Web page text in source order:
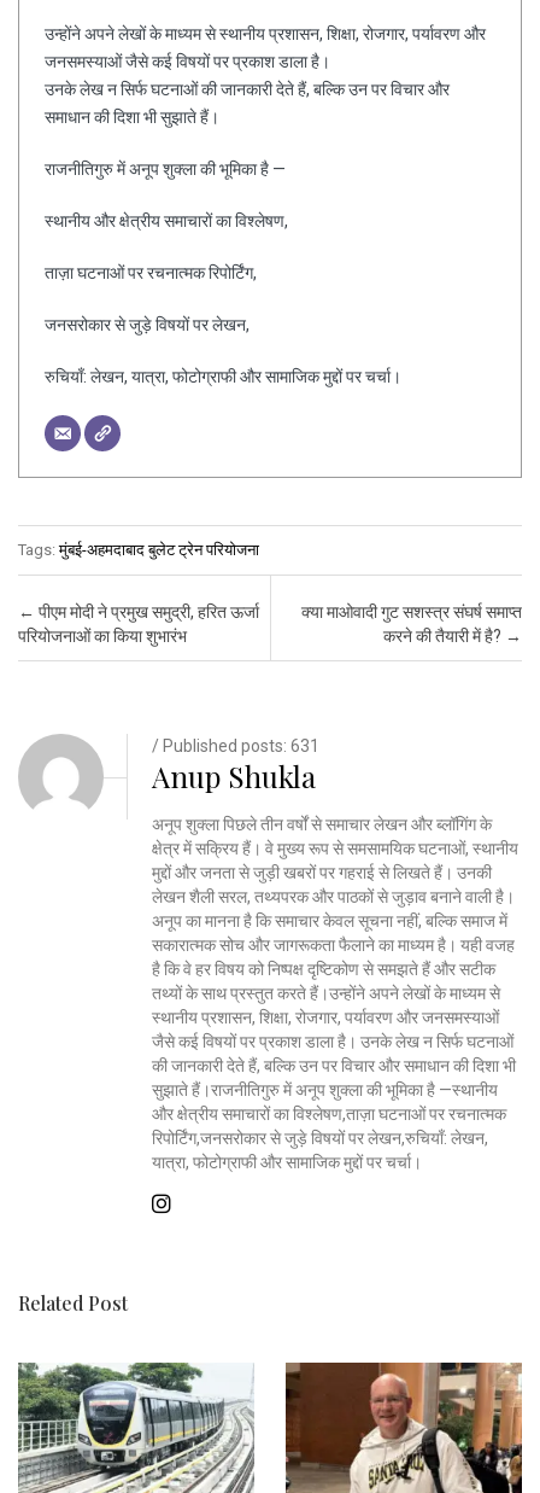
उन्होंने अपने लेखों के माध्यम से स्थानीय प्रशासन, शिक्षा, रोजगार, पर्यावरण और
जनसमस्याओं जैसे कई विषयों पर प्रकाश डाला है।
उनके लेख न सिर्फ घटनाओं की जानकारी देते हैं, बल्कि उन पर विचार और
समाधान की दिशा भी सुझाते हैं।
राजनीतिगुरु में अनूप शुक्ला की भूमिका है —
स्थानीय और क्षेत्रीय समाचारों का विश्लेषण,
ताज़ा घटनाओं पर रचनात्मक रिपोर्टिंग,
जनसरोकार से जुड़े विषयों पर लेखन,
रुचियाँ: लेखन, यात्रा, फोटोग्राफी और सामाजिक मुद्दों पर चर्चा।
Tags:मुंबई-अहमदाबाद बुलेट ट्रेन परियोजना
Post navigation
← पीएम मोदी ने प्रमुख समुद्री, हरित ऊर्जा
परियोजनाओं का किया शुभारंभ
क्या माओवादी गुट सशस्त्र संघर्ष समाप्त
करने की तैयारी में है? →
/ Published posts: 631
Anup Shukla
अनूप शुक्ला पिछले तीन वर्षों से समाचार लेखन और ब्लॉगिंग के
क्षेत्र में सक्रिय हैं। वे मुख्य रूप से समसामयिक घटनाओं, स्थानीय
मुद्दों और जनता से जुड़ी खबरों पर गहराई से लिखते हैं। उनकी
लेखन शैली सरल, तथ्यपरक और पाठकों से जुड़ाव बनाने वाली है।
अनूप का मानना है कि समाचार केवल सूचना नहीं, बल्कि समाज में
सकारात्मक सोच और जागरूकता फैलाने का माध्यम है। यही वजह
है कि वे हर विषय को निष्पक्ष दृष्टिकोण से समझते हैं और सटीक
तथ्यों के साथ प्रस्तुत करते हैं।उन्होंने अपने लेखों के माध्यम से
स्थानीय प्रशासन, शिक्षा, रोजगार, पर्यावरण और जनसमस्याओं
जैसे कई विषयों पर प्रकाश डाला है। उनके लेख न सिर्फ घटनाओं
की जानकारी देते हैं, बल्कि उन पर विचार और समाधान की दिशा भी
सुझाते हैं।राजनीतिगुरु में अनूप शुक्ला की भूमिका है —स्थानीय
और क्षेत्रीय समाचारों का विश्लेषण,ताज़ा घटनाओं पर रचनात्मक
रिपोर्टिंग,जनसरोकार से जुड़े विषयों पर लेखन,रुचियाँ: लेखन,
यात्रा, फोटोग्राफी और सामाजिक मुद्दों पर चर्चा।
Related Post